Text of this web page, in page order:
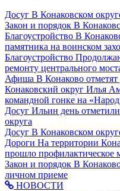
Досуг В Конаковском
Закон и порядок В
Благоустройство В
памятника на воинском
Благоустройство
ремонту центрального
Афиша В Конаково
Конаковский округ Илья
командной гонке на
Досуг Ильин день
округа
Досуг В Конаковском
Дороги На территории
прошло профилактическое
Закон и порядок В
личном приеме
НОВОСТИ